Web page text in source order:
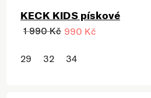
KECK KIDS pískové
1 990 Kč 990 Kč
29 32 34